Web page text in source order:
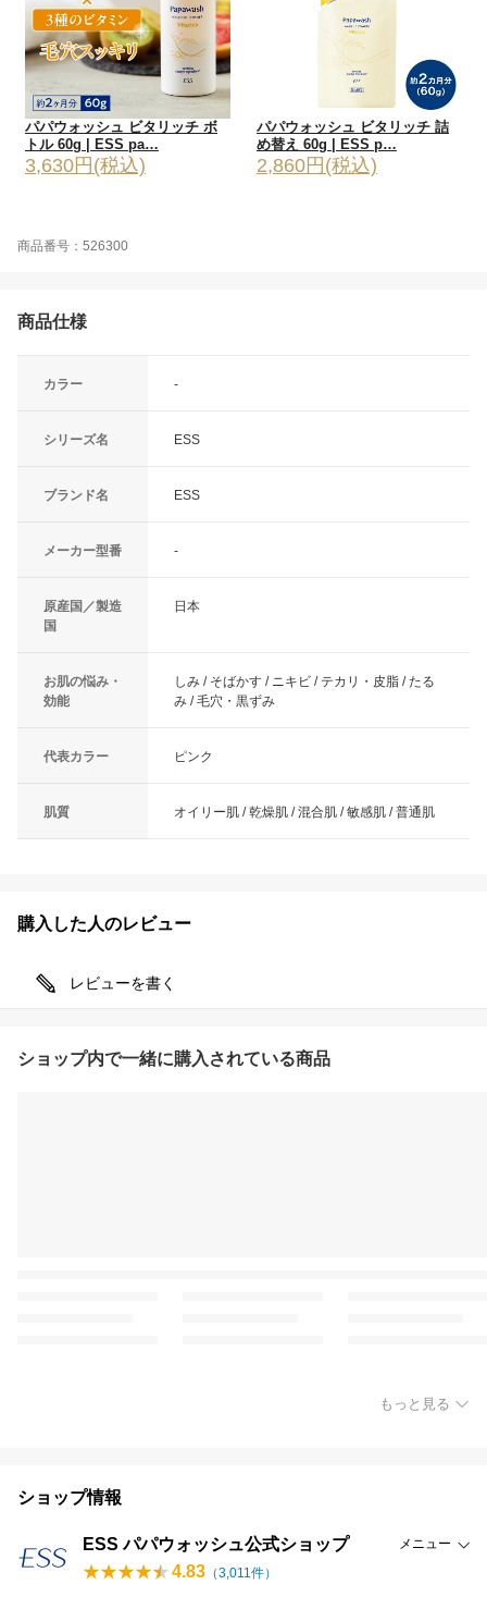
パパウォッシュ ビタリッチ ボ
トル 60g | ESS pa…
3,630円(税込)
パパウォッシュ ビタリッチ 詰
め替え 60g | ESS p…
2,860円(税込)
商品番号：526300
商品仕様
カラー -
シリーズ名 ESS
ブランド名 ESS
メーカー型番 -
原産国／製造
国
日本
お肌の悩み・
効能
しみ / そばかす / ニキビ / テカリ・皮脂 / たる
み / 毛穴・黒ずみ
代表カラー ピンク
肌質 オイリー肌 / 乾燥肌 / 混合肌 / 敏感肌 / 普通肌
購入した人のレビュー
レビューを書く
ショップ内で一緒に購入されている商品
もっと見る
ショップ情報
ESS パパウォッシュ公式ショップ メニュー
4.83 （3,011件）